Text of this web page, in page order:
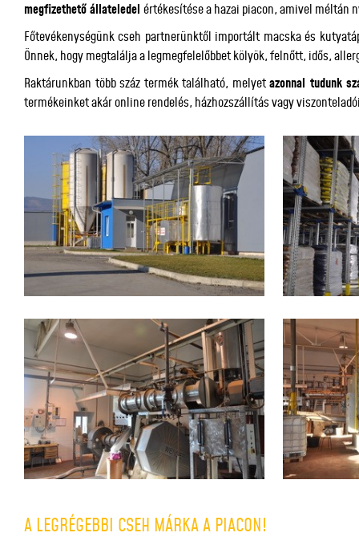
megfizethető állateledel értékesítése a hazai piacon, amivel méltán
Főtevékenységünk cseh partnerünktől importált macska és
Önnek, hogy megtalálja a legmegfelelőbbet kölyök, felnőtt, idős,
Raktárunkban több száz termék található, melyet azonnal tudunk
termékeinket akár online rendelés, házhozszállítás vagy
A LEGRÉGEBBI CSEH MÁRKA A PIACON!